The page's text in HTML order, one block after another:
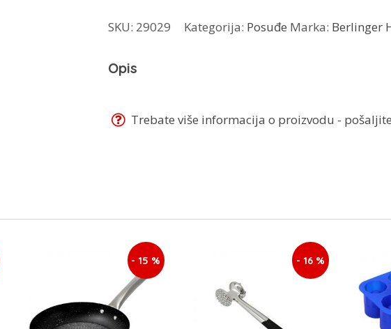
Rose
28
BH-
SKU: 29029 Kategorija: Posuđe Marka: Berlinger
Opis
Trebate više informacija o proizvodu -
- 15 % - 16 %